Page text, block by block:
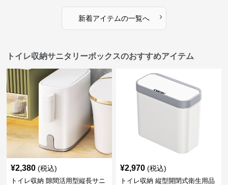
新着アイテムの一覧へ ›
トイレ収納サニタリーボックスのおすすめアイテム
¥2,380 (税込)
トイレ収納 隙間活用型縦長サニ
¥2,970 (税込)
トイレ収納 縦型開閉式衛生用品